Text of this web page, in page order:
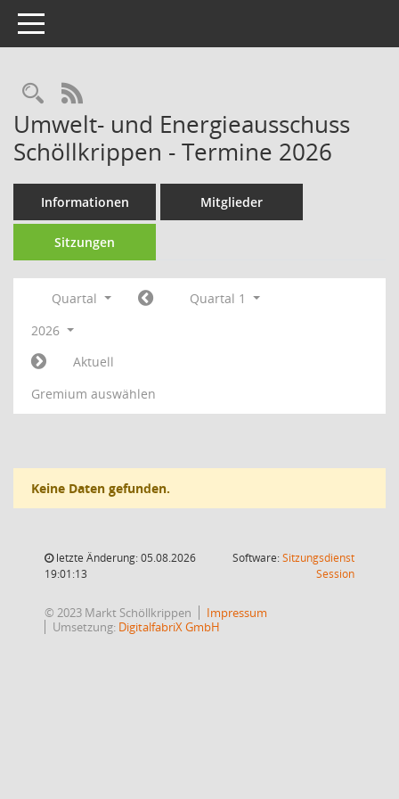
Toggle navigation
Rechercheauswahl
RSS-Feed
Umwelt- und Energieausschuss
Schöllkrippen - Termine 2026
Informationen Mitglieder
Sitzungen
Quartal
Quartal 1
2026
Aktuell
Gremium auswählen
Keine Daten gefunden.
letzte Änderung: 05.08.2026
19:01:13
Software:Sitzungsdienst
Session(Wird in
© 2023 Markt Schöllkrippen
Impressum
Umsetzung: DigitalfabriX GmbH